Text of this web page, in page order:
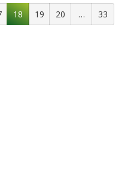
18 19 20 … 33